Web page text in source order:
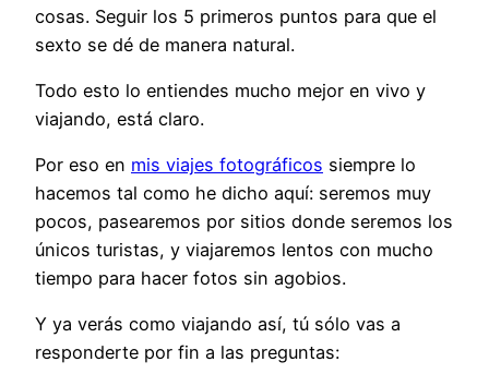
cosas. Seguir los 5 primeros puntos para que el
sexto se dé de manera natural.
Todo esto lo entiendes mucho mejor en vivo y
viajando, está claro.
Por eso en mis viajes fotográficos siempre lo
hacemos tal como he dicho aquí: seremos muy
pocos, pasearemos por sitios donde seremos los
únicos turistas, y viajaremos lentos con mucho
tiempo para hacer fotos sin agobios.
Y ya verás como viajando así, tú sólo vas a
responderte por fin a las preguntas: